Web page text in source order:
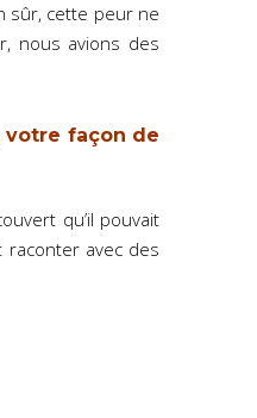
sûr, cette peur ne
nous avions des
votre façon de
qu’il pouvait
raconter avec des